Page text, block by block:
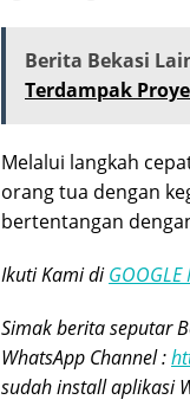
Berita Bekasi
Terdampak
Melalui langkah
orang tua dengan
bertentangan
Ikuti Kami diGOOGLE
Simak berita seputar
WhatsApp Channel :
sudah install aplikasi